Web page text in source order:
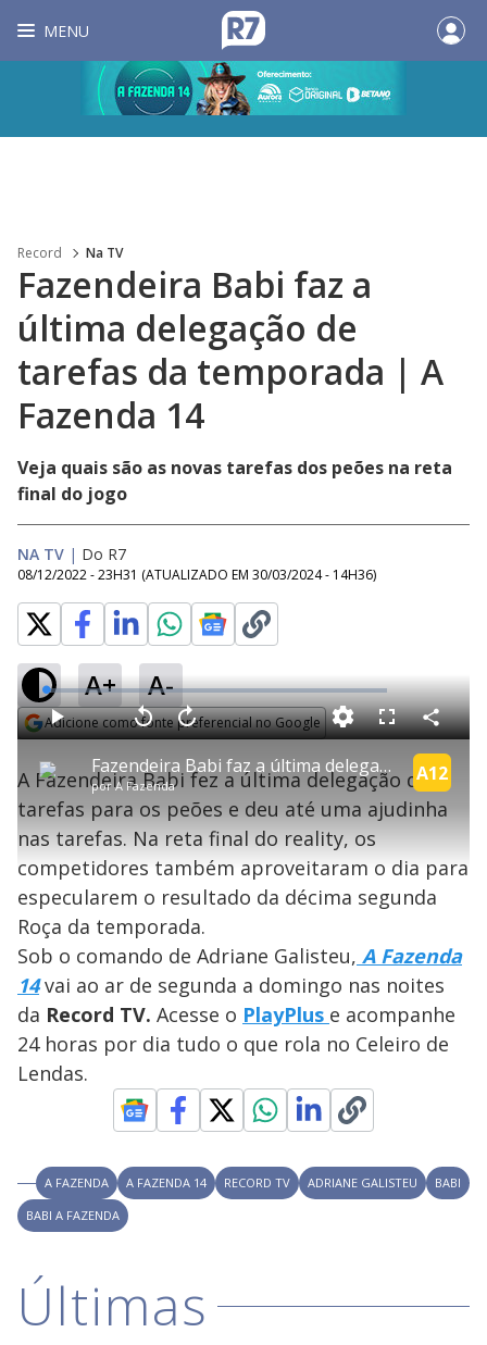
MENU
Record Na TV
Fazendeira Babi faz a
última delegação de
tarefas da temporada | A
Fazenda 14
Veja quais são as novas tarefas dos peões na reta
final do jogo
NA TV | Do R7
08/12/2022 - 23H31 (ATUALIZADO EM 30/03/2024 - 14H36)
A+ A-
Adicione como fonte preferencial no Google
P
l
a
y
V
i
d
e
o
Fazendeira Babi faz a última delegação de tarefas da temporada | A Fazenda 14
porA Fazenda
A12
P V
l
t
a
r
0
e
g
n
d
s
A
a
ç
a
1
s
e
u
n
o
s
M
u
d
o
L
o
a
d
e
:
1
.
6
6
%
F
l
s
c
e
C
o
m
p
a
i
A Fazendeira Babi fez a última delegação de
tarefas para os peões e deu até uma ajudinha
nas tarefas. Na reta final do reality, os
competidores também aproveitaram o dia para
especularem o resultado da décima segunda
Roça da temporada.
Sob o comando de Adriane Galisteu, A Fazenda
14vai ao ar de segunda a domingo nas noites
da Record TV. Acesse o PlayPlus e acompanhe
24 horas por dia tudo o que rola no Celeiro de
Lendas.
A FAZENDA A FAZENDA 14 RECORD TV ADRIANE GALISTEU
BABI
BABI A FAZENDA
Últimas